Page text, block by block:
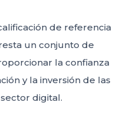
de referencia
un conjunto de
la confianza
y la inversión de las
digital.